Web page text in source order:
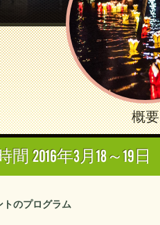
概要
2016年3月18～19日
のプログラム